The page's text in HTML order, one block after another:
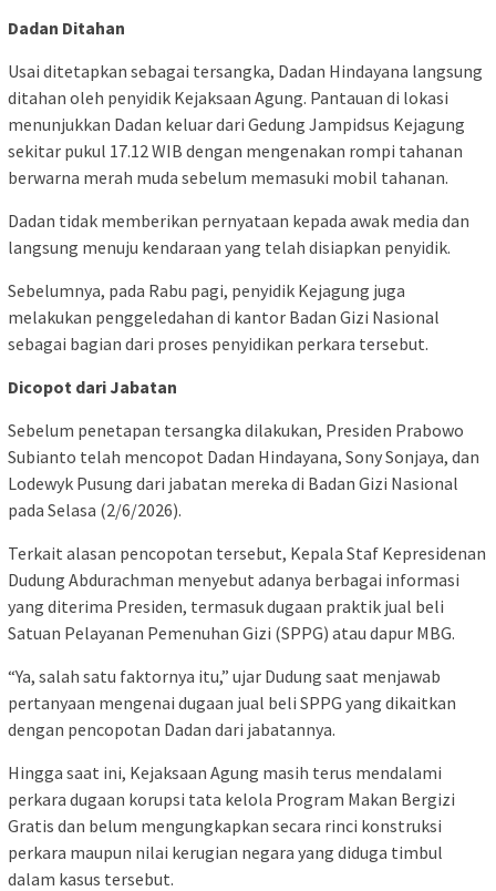
Dadan Ditahan
Usai ditetapkan sebagai tersangka, Dadan Hindayana langsung
ditahan oleh penyidik Kejaksaan Agung. Pantauan di lokasi
menunjukkan Dadan keluar dari Gedung Jampidsus Kejagung
sekitar pukul 17.12 WIB dengan mengenakan rompi tahanan
berwarna merah muda sebelum memasuki mobil tahanan.
Dadan tidak memberikan pernyataan kepada awak media dan
langsung menuju kendaraan yang telah disiapkan penyidik.
Sebelumnya, pada Rabu pagi, penyidik Kejagung juga
melakukan penggeledahan di kantor Badan Gizi Nasional
sebagai bagian dari proses penyidikan perkara tersebut.
Dicopot dari Jabatan
Sebelum penetapan tersangka dilakukan, Presiden Prabowo
Subianto telah mencopot Dadan Hindayana, Sony Sonjaya, dan
Lodewyk Pusung dari jabatan mereka di Badan Gizi Nasional
pada Selasa (2/6/2026).
Terkait alasan pencopotan tersebut, Kepala Staf Kepresidenan
Dudung Abdurachman menyebut adanya berbagai informasi
yang diterima Presiden, termasuk dugaan praktik jual beli
Satuan Pelayanan Pemenuhan Gizi (SPPG) atau dapur MBG.
“Ya, salah satu faktornya itu,” ujar Dudung saat menjawab
pertanyaan mengenai dugaan jual beli SPPG yang dikaitkan
dengan pencopotan Dadan dari jabatannya.
Hingga saat ini, Kejaksaan Agung masih terus mendalami
perkara dugaan korupsi tata kelola Program Makan Bergizi
Gratis dan belum mengungkapkan secara rinci konstruksi
perkara maupun nilai kerugian negara yang diduga timbul
dalam kasus tersebut.